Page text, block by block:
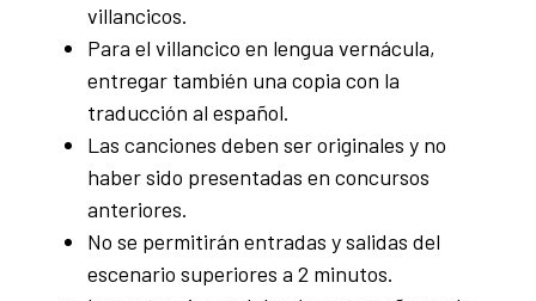
villancicos.
Para el villancico en lengua vernácula,
entregar también una copia con la
traducción al español.
Las canciones deben ser originales y no
haber sido presentadas en concursos
anteriores.
No se permitirán entradas y salidas del
escenario superiores a 2 minutos.